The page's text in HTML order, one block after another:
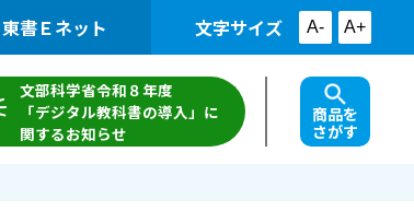
東書Ｅネット 文字サイズ A- A+
文部科学省令和８年度
「デジタル教科書の導入」に
関するお知らせ
商品を
さがす